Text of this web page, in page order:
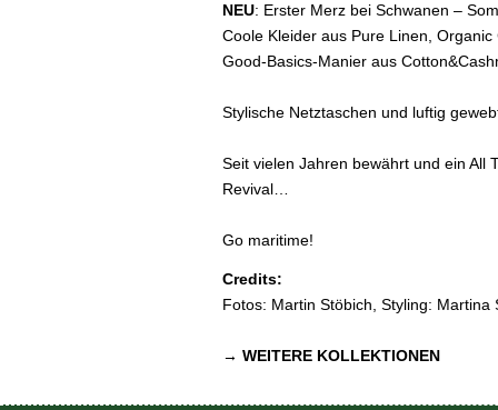
NEU: Erster Merz bei Schwanen –
Coole Kleider aus Pure Linen,
Good-Basics-Manier aus
Stylische Netztaschen und luftig
Seit vielen Jahren bewährt und ein All
Revival…
Go maritime!
Credits:
Fotos: Martin Stöbich, Styling: Martina
→ WEITERE KOLLEKTIONEN